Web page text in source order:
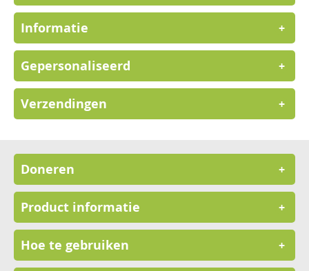
Informatie +
Gepersonaliseerd +
Verzendingen +
Doneren +
Product informatie +
Hoe te gebruiken +